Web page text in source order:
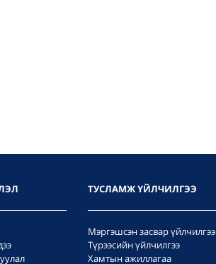
ТУСЛАМЖ ҮЙЛЧИЛГЭЭ
Мэргэшсэн засвар үйлчилгээ
Түрээсийн үйлчилгээ
Хамтын ажиллагаа